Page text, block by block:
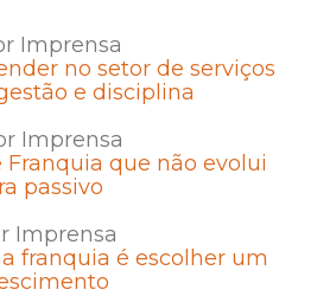
Imprensa
no setor de serviços
e disciplina
Imprensa
Franquia que não evolui
passivo
Imprensa
franquia é escolher um